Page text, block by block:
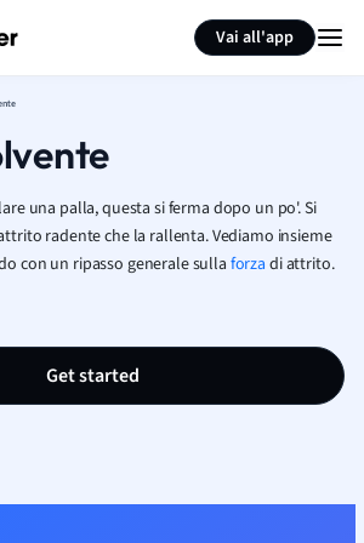
Vai all'app
una palla, questa si ferma dopo un po'. Si
radente che la rallenta. Vediamo insieme
con un ripasso generale sulla forza di attrito.
Get started
Summarize page